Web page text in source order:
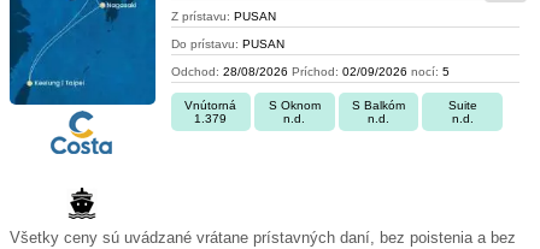
Z prístavu: PUSAN
Do prístavu: PUSAN
Odchod: 28/08/2026 Príchod: 02/09/2026 nocí: 5
Vnútorná
1.379
S Oknom
n.d.
S Balkóm
n.d.
Suite
n.d.
Všetky ceny sú uvádzané vrátane prístavných daní, bez poistenia a bez